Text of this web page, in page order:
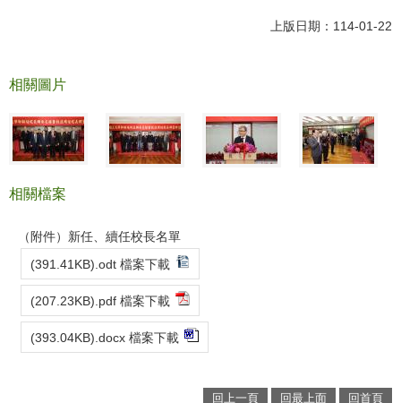
上版日期：114-01-22
相關圖片
相關檔案
（附件）新任、續任校長名單
(391.41KB).odt 檔案下載
(207.23KB).pdf 檔案下載
(393.04KB).docx 檔案下載
回上一頁 回最上面 回首頁